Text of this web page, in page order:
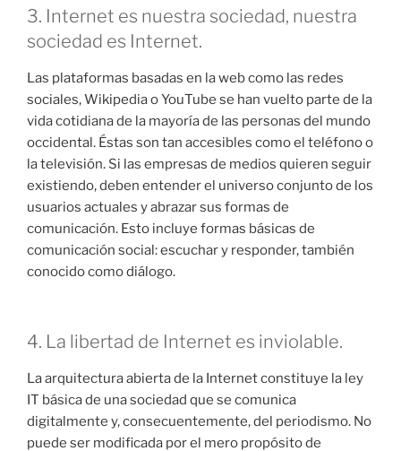
3. Internet es nuestra sociedad, nuestra
sociedad es Internet.
Las plataformas basadas en la web como las redes
sociales, Wikipedia o YouTube se han vuelto parte de la
vida cotidiana de la mayoría de las personas del mundo
occidental. Éstas son tan accesibles como el teléfono o
la televisión. Si las empresas de medios quieren seguir
existiendo, deben entender el universo conjunto de los
usuarios actuales y abrazar sus formas de
comunicación. Esto incluye formas básicas de
comunicación social: escuchar y responder, también
conocido como diálogo.
4. La libertad de Internet es inviolable.
La arquitectura abierta de la Internet constituye la ley
IT básica de una sociedad que se comunica
digitalmente y, consecuentemente, del periodismo. No
puede ser modificada por el mero propósito de